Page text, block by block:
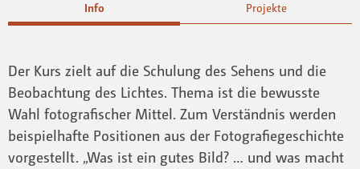
Info Projekte
Der Kurs zielt auf die Schulung des Sehens und die
Beobachtung des Lichtes. Thema ist die bewusste
Wahl fotografischer Mittel. Zum Verständnis werden
beispielhafte Positionen aus der Fotografiegeschichte
vorgestellt. „Was ist ein gutes Bild? … und was macht